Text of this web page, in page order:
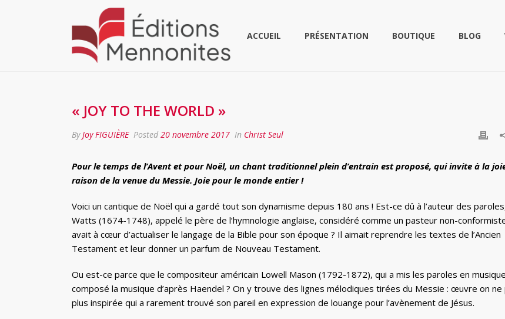
ACCUEIL PRÉSENTATION BOUTIQUE BLOG
« JOY TO THE WORLD »
ByJoy FIGUIÈRE Posted 20 novembre 2017 In Christ Seul
Pour le temps de l’Avent et pour Noël, un chant traditionnel plein d’entrain est proposé, qui invite à la
raison de la venue du Messie. Joie pour le monde entier !
Voici un cantique de Noël qui a gardé tout son dynamisme depuis 180 ans ! Est-ce dû à l’auteur des
Watts (1674-1748), appelé le père de l’hymnologie anglaise, considéré comme un pasteur non-
avait à cœur d’actualiser le langage de la Bible pour son époque ? Il aimait reprendre les textes de l’Ancien
Testament et leur donner un parfum de Nouveau Testament.
Ou est-ce parce que le compositeur américain Lowell Mason (1792-1872), qui a mis les paroles en
composé la musique d’après Haendel ? On y trouve des lignes mélodiques tirées du Messie : œuvre on
plus inspirée qui a rarement trouvé son pareil en expression de louange pour l’avènement de Jésus.